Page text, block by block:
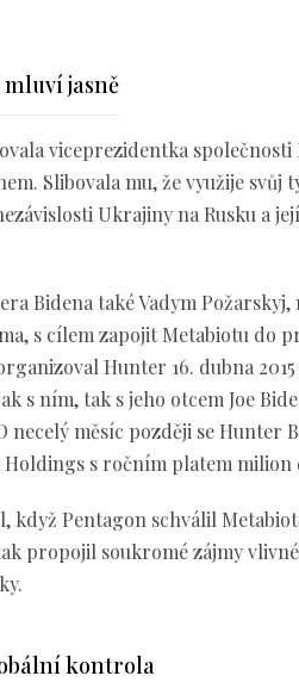
jasně
viceprezidentka
Slibovala mu, že využije svůj
Ukrajiny na Rusku a
Bidena také Vadym
s cílem zapojit Metabiotu do
Hunter 16. dubna
s ním, tak s jeho otcem Joe
necelý měsíc později se Hunter
Holdings s ročním platem
když Pentagon schválil
propojil soukromé zájmy
kontrola